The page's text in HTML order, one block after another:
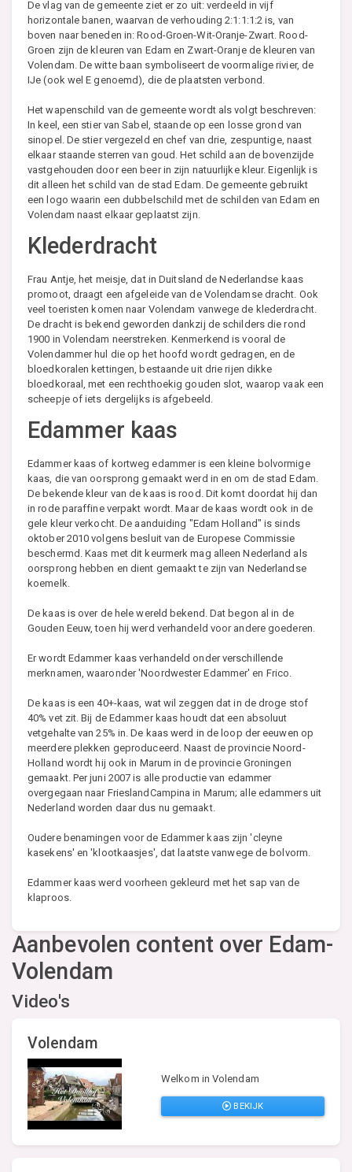
De vlag van de gemeente ziet er zo uit: verdeeld in vijf
horizontale banen, waarvan de verhouding 2:1:1:1:2 is, van
boven naar beneden in: Rood-Groen-Wit-Oranje-Zwart. Rood-
Groen zijn de kleuren van Edam en Zwart-Oranje de kleuren van
Volendam. De witte baan symboliseert de voormalige rivier, de
IJe (ook wel E genoemd), die de plaatsten verbond.
Het wapenschild van de gemeente wordt als volgt beschreven:
In keel, een stier van Sabel, staande op een losse grond van
sinopel. De stier vergezeld en chef van drie, zespuntige, naast
elkaar staande sterren van goud. Het schild aan de bovenzijde
vastgehouden door een beer in zijn natuurlijke kleur. Eigenlijk is
dit alleen het schild van de stad Edam. De gemeente gebruikt
een logo waarin een dubbelschild met de schilden van Edam en
Volendam naast elkaar geplaatst zijn.
Klederdracht
Frau Antje, het meisje, dat in Duitsland de Nederlandse kaas
promoot, draagt een afgeleide van de Volendamse dracht. Ook
veel toeristen komen naar Volendam vanwege de klederdracht.
De dracht is bekend geworden dankzij de schilders die rond
1900 in Volendam neerstreken. Kenmerkend is vooral de
Volendammer hul die op het hoofd wordt gedragen, en de
bloedkoralen kettingen, bestaande uit drie rijen dikke
bloedkoraal, met een rechthoekig gouden slot, waarop vaak een
scheepje of iets dergelijks is afgebeeld.
Edammer kaas
Edammer kaas of kortweg edammer is een kleine bolvormige
kaas, die van oorsprong gemaakt werd in en om de stad Edam.
De bekende kleur van de kaas is rood. Dit komt doordat hij dan
in rode paraffine verpakt wordt. Maar de kaas wordt ook in de
gele kleur verkocht. De aanduiding "Edam Holland" is sinds
oktober 2010 volgens besluit van de Europese Commissie
beschermd. Kaas met dit keurmerk mag alleen Nederland als
oorsprong hebben en dient gemaakt te zijn van Nederlandse
koemelk.
De kaas is over de hele wereld bekend. Dat begon al in de
Gouden Eeuw, toen hij werd verhandeld voor andere goederen.
Er wordt Edammer kaas verhandeld onder verschillende
merknamen, waaronder 'Noordwester Edammer' en Frico.
De kaas is een 40+-kaas, wat wil zeggen dat in de droge stof
40% vet zit. Bij de Edammer kaas houdt dat een absoluut
vetgehalte van 25% in. De kaas werd in de loop der eeuwen op
meerdere plekken geproduceerd. Naast de provincie Noord-
Holland wordt hij ook in Marum in de provincie Groningen
gemaakt. Per juni 2007 is alle productie van edammer
overgegaan naar FrieslandCampina in Marum; alle edammers uit
Nederland worden daar dus nu gemaakt.
Oudere benamingen voor de Edammer kaas zijn 'cleyne
kasekens' en 'klootkaasjes', dat laatste vanwege de bolvorm.
Edammer kaas werd voorheen gekleurd met het sap van de
klaproos.
Aanbevolen content over Edam-
Volendam
Video's
Volendam
Welkom in Volendam
BEKIJK